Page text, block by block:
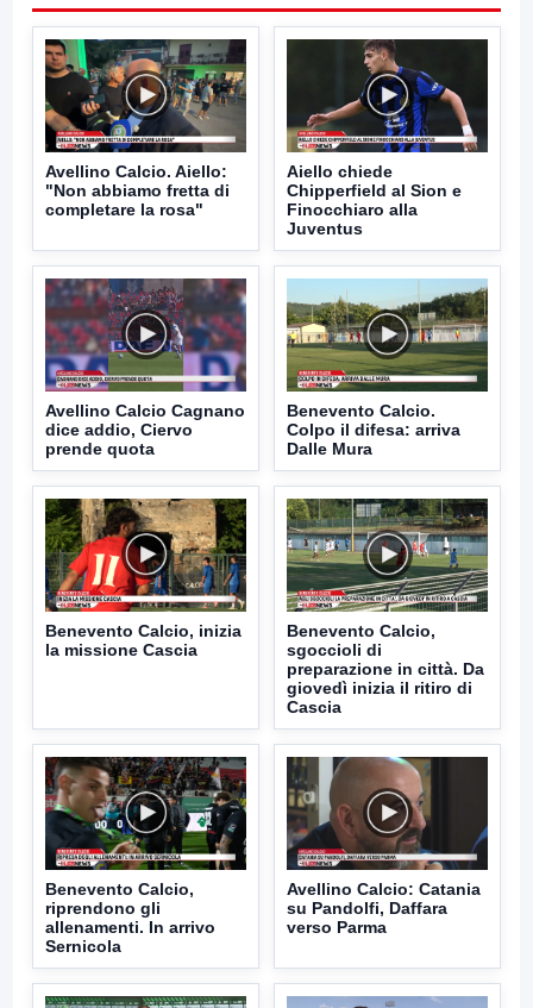
Avellino Calcio. Aiello:
"Non abbiamo fretta di
completare la rosa"
Aiello chiede
Chipperfield al Sion e
Finocchiaro alla
Juventus
Avellino Calcio Cagnano
dice addio, Ciervo
prende quota
Benevento Calcio.
Colpo il difesa: arriva
Dalle Mura
Benevento Calcio, inizia
la missione Cascia
Benevento Calcio,
sgoccioli di
preparazione in città. Da
giovedì inizia il ritiro di
Cascia
Benevento Calcio,
riprendono gli
allenamenti. In arrivo
Sernicola
Avellino Calcio: Catania
su Pandolfi, Daffara
verso Parma